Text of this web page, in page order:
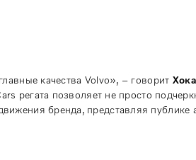
качества Volvo», – говорит
регата позволяет не просто
бренда, представляя публике